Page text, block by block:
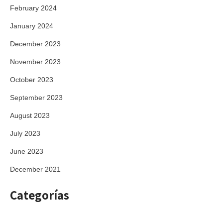
February 2024
January 2024
December 2023
November 2023
October 2023
September 2023
August 2023
July 2023
June 2023
December 2021
Categorías